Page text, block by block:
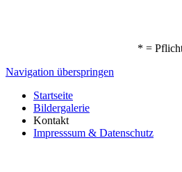
* =
Navigation überspringen
Startseite
Bildergalerie
Kontakt
Impresssum & Datenschutz